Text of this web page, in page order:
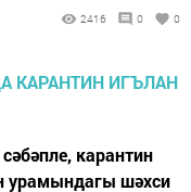
2416 0 0
карантин
урамындагы шәхси